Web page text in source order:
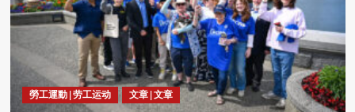
勞工運動 | 劳工运动 文章 | 文章